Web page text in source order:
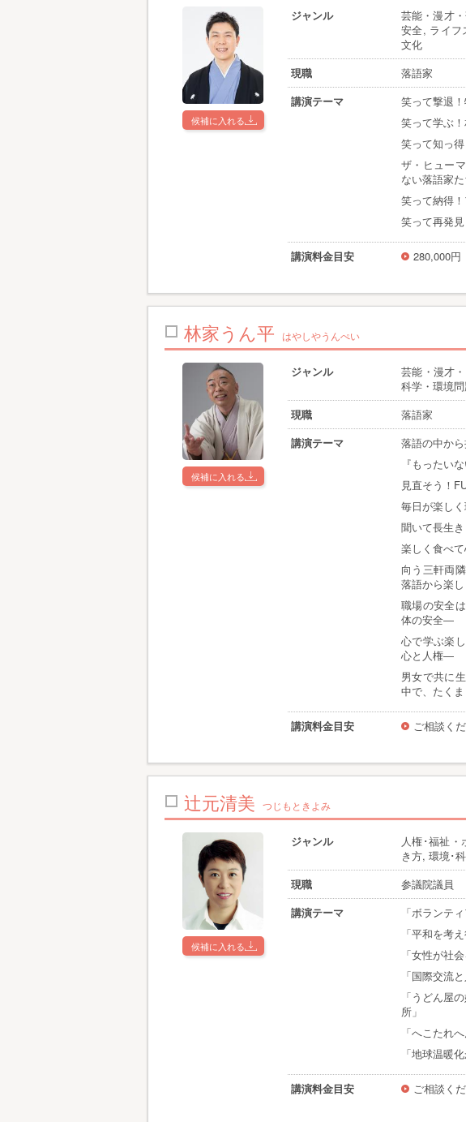
候補に入れる
ジャンル
芸能・漫才
安全, ライフ
文化
現職
落語家
講演テーマ
笑って撃退
笑って学ぶ
笑って知っ
ザ・ヒュー
ない落語家た
笑って納得
笑って再発
講演料金目安 280,000円
林家うん平 はやしやうんぺい
候補に入れる
ジャンル
芸能・漫才
科学・環境
現職
落語家
講演テーマ
落語の中か
『もったい
見直そう！
毎日が楽し
聞いて長生
楽しく食べ
向う三軒両
落語から楽
職場の安全
体の安全―
心で学ぶ楽
心と人権―
男女で共に
中で、たく
講演料金目安 ご相談くだ
辻元清美 つじもときよみ
候補に入れる
ジャンル
人権･福祉
き方, 環境･
現職
参議院議員
講演テーマ
「ボランテ
「平和を考
「女性が社
「国際交流
「うどん屋
所」
「へこたれ
「地球温暖
講演料金目安 ご相談くだ